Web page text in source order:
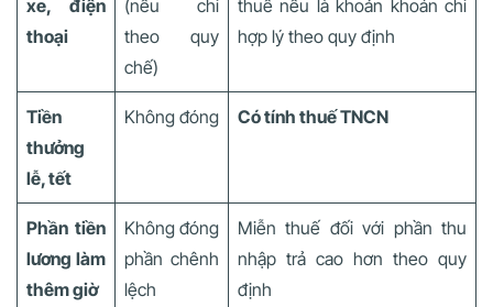
xe, điện
thoại
(nếu chi
theo quy
chế)
thuế nếu là khoản khoán chi
hợp lý theo quy định
Tiền
thưởng
lễ, tết
Không đóng Có tính thuế TNCN
Phần tiền
lương làm
thêm giờ
Không đóng
phần chênh
lệch
Miễn thuế đối với phần thu
nhập trả cao hơn theo quy
định